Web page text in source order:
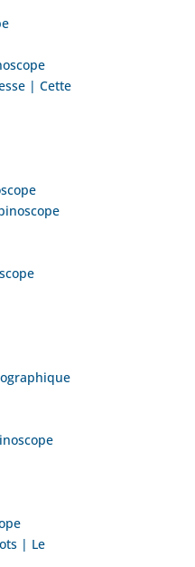
| Cette
| Le